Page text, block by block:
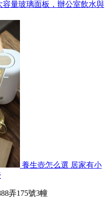
容量玻璃面板，辦公室飲水與
養生壺怎么選 居家有小
弄175號3幢